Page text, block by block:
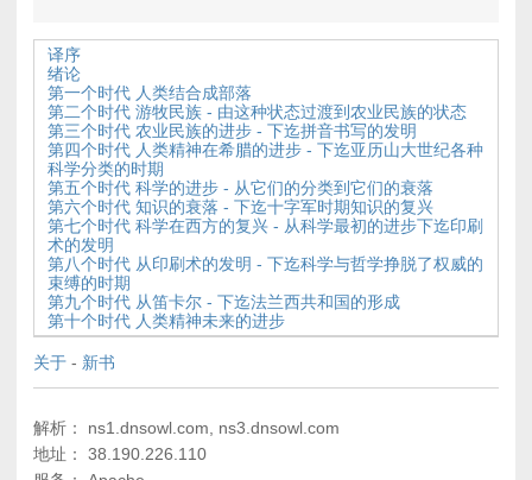
译序
绪论
第一个时代 人类结合成部落
第二个时代 游牧民族 - 由这种状态过渡到农业民族的状态
第三个时代 农业民族的进步 - 下迄拼音书写的发明
第四个时代 人类精神在希腊的进步 - 下迄亚历山大世纪各种
科学分类的时期
第五个时代 科学的进步 - 从它们的分类到它们的衰落
第六个时代 知识的衰落 - 下迄十字军时期知识的复兴
第七个时代 科学在西方的复兴 - 从科学最初的进步下迄印刷
术的发明
第八个时代 从印刷术的发明 - 下迄科学与哲学挣脱了权威的
束缚的时期
第九个时代 从笛卡尔 - 下迄法兰西共和国的形成
第十个时代 人类精神未来的进步
关于 - 新书
解析： ns1.dnsowl.com, ns3.dnsowl.com
地址： 38.190.226.110